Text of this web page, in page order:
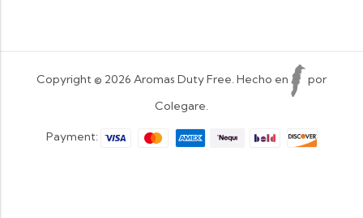
Copyright © 2026 Aromas Duty Free. Hecho en
por
Colegare.
Payment: